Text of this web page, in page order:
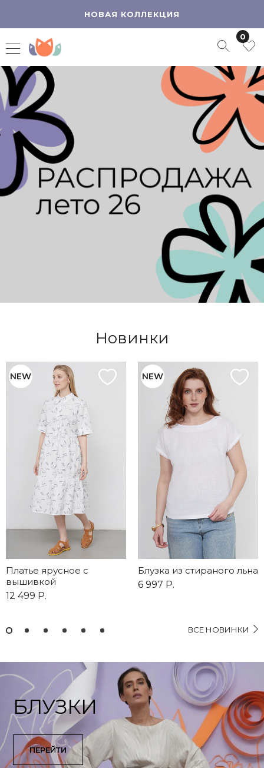
НОВАЯ КОЛЛЕКЦИЯ
0
Новинки
ВСЕ НОВИНКИ
NEW
Платье ярусное с
вышивкой
12 499 Р.
NEW
Блузка из стираного льна
6 997 Р.
1 2 3 4 5 6
БЛУЗКИ
ПЕРЕЙТИ